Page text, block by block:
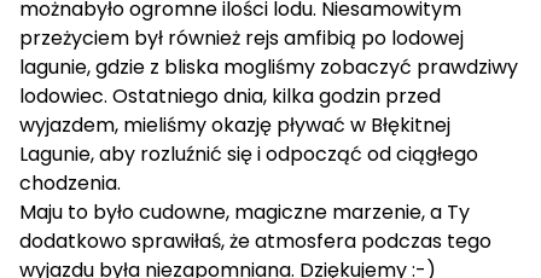
możnabyło ogromne ilości lodu. Niesamowitym
przeżyciem był również rejs amfibią po lodowej
lagunie, gdzie z bliska mogliśmy zobaczyć prawdziwy
lodowiec. Ostatniego dnia, kilka godzin przed
wyjazdem, mieliśmy okazję pływać w Błękitnej
Lagunie, aby rozluźnić się i odpocząć od ciągłego
chodzenia.
Maju to było cudowne, magiczne marzenie, a Ty
dodatkowo sprawiłaś, że atmosfera podczas tego
wyjazdu była niezapomniana. Dziękujemy :-)